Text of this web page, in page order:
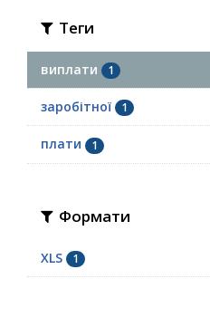
Теги
виплати 1
заробітної 1
плати 1
Формати
XLS 1